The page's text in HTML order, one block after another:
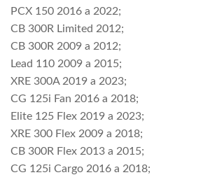
PCX 150 2016 a 2022;
CB 300R Limited 2012;
CB 300R 2009 a 2012;
Lead 110 2009 a 2015;
XRE 300A 2019 a 2023;
CG 125i Fan 2016 a 2018;
Elite 125 Flex 2019 a 2023;
XRE 300 Flex 2009 a 2018;
CB 300R Flex 2013 a 2015;
CG 125i Cargo 2016 a 2018;